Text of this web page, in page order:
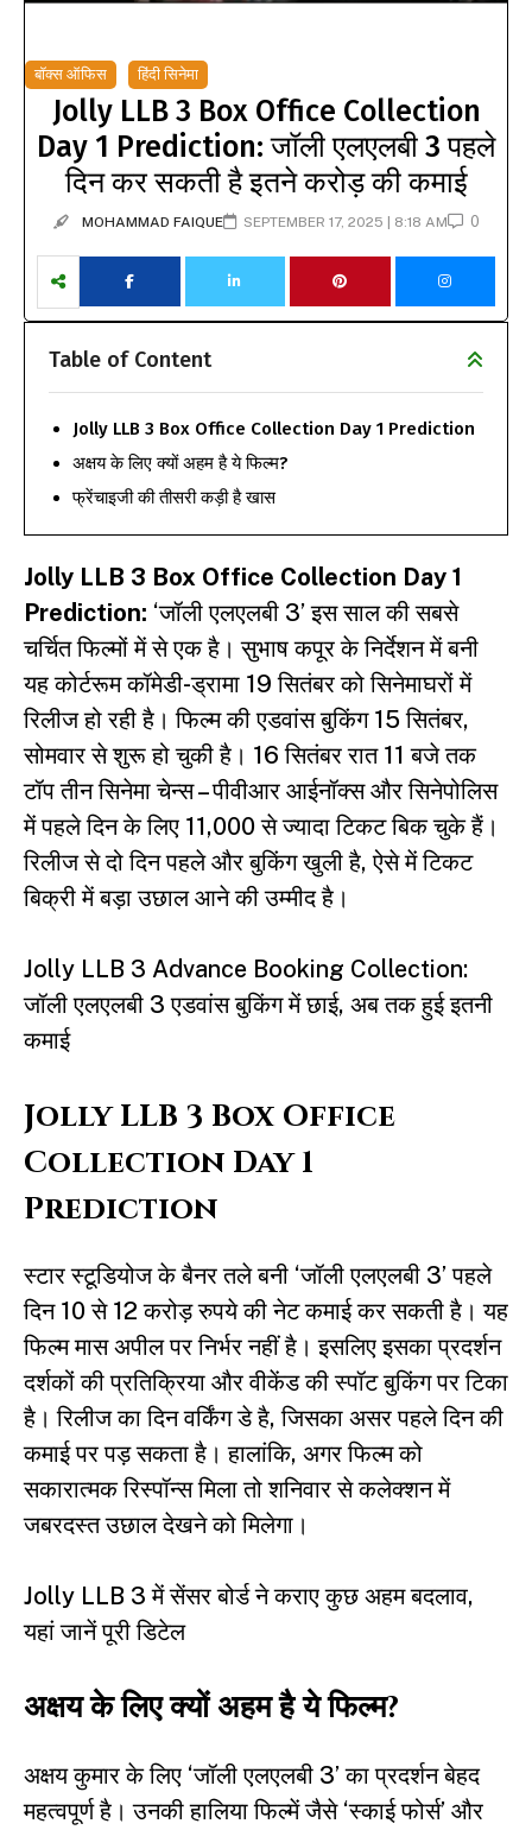
बॉक्स ऑफिस हिंदी सिनेमा
Jolly LLB 3 Box Office Collection
Day 1 Prediction: जॉली एलएलबी 3 पहले
दिन कर सकती है इतने करोड़ की कमाई
MOHAMMAD FAIQUE SEPTEMBER 17, 2025 | 8:18 AM 0
Table of Content
Jolly LLB 3 Box Office Collection Day 1 Prediction
अक्षय के लिए क्यों अहम है ये फिल्म?
फ्रेंचाइजी की तीसरी कड़ी है खास
Jolly LLB 3 Box Office Collection Day 1
Prediction: ‘जॉली एलएलबी 3’ इस साल की सबसे
चर्चित फिल्मों में से एक है। सुभाष कपूर के निर्देशन में बनी
यह कोर्टरूम कॉमेडी-ड्रामा 19 सितंबर को सिनेमाघरों में
रिलीज हो रही है। फिल्म की एडवांस बुकिंग 15 सितंबर,
सोमवार से शुरू हो चुकी है। 16 सितंबर रात 11 बजे तक
टॉप तीन सिनेमा चेन्स – पीवीआर आईनॉक्स और सिनेपोलिस
में पहले दिन के लिए 11,000 से ज्यादा टिकट बिक चुके हैं।
रिलीज से दो दिन पहले और बुकिंग खुली है, ऐसे में टिकट
बिक्री में बड़ा उछाल आने की उम्मीद है।
Jolly LLB 3 Advance Booking Collection:
जॉली एलएलबी 3 एडवांस बुकिंग में छाई, अब तक हुई इतनी
कमाई
Jolly LLB 3 Box Office
Collection Day 1
Prediction
स्टार स्टूडियोज के बैनर तले बनी ‘जॉली एलएलबी 3’ पहले
दिन 10 से 12 करोड़ रुपये की नेट कमाई कर सकती है। यह
फिल्म मास अपील पर निर्भर नहीं है। इसलिए इसका प्रदर्शन
दर्शकों की प्रतिक्रिया और वीकेंड की स्पॉट बुकिंग पर टिका
है। रिलीज का दिन वर्किंग डे है, जिसका असर पहले दिन की
कमाई पर पड़ सकता है। हालांकि, अगर फिल्म को
सकारात्मक रिस्पॉन्स मिला तो शनिवार से कलेक्शन में
जबरदस्त उछाल देखने को मिलेगा।
Jolly LLB 3 में सेंसर बोर्ड ने कराए कुछ अहम बदलाव,
यहां जानें पूरी डिटेल
अक्षय के लिए क्यों अहम है ये फिल्म?
अक्षय कुमार के लिए ‘जॉली एलएलबी 3’ का प्रदर्शन बेहद
महत्वपूर्ण है। उनकी हालिया फिल्में जैसे ‘स्काई फोर्स’ और